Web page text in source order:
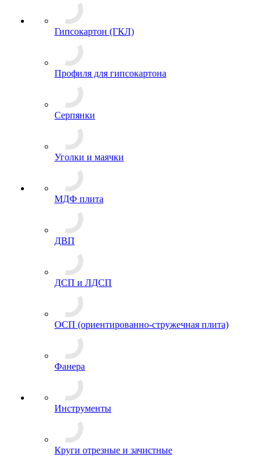
Гипсокартон (ГКЛ)
Профиля для гипсокартона
Серпянки
Уголки и маячки
МДФ плита
ДВП
ДСП и ЛДСП
ОСП (ориентированно-стружечная плита)
Фанера
Инструменты
Круги отрезные и зачистные